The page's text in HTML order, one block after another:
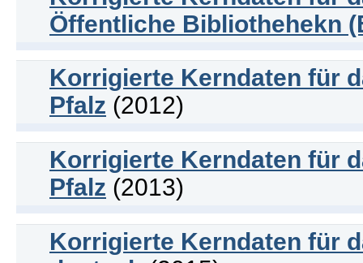
Öffentliche Bibliothehekn
Korrigierte Kerndaten für
Pfalz (2012)
Korrigierte Kerndaten für
Pfalz (2013)
Korrigierte Kerndaten für